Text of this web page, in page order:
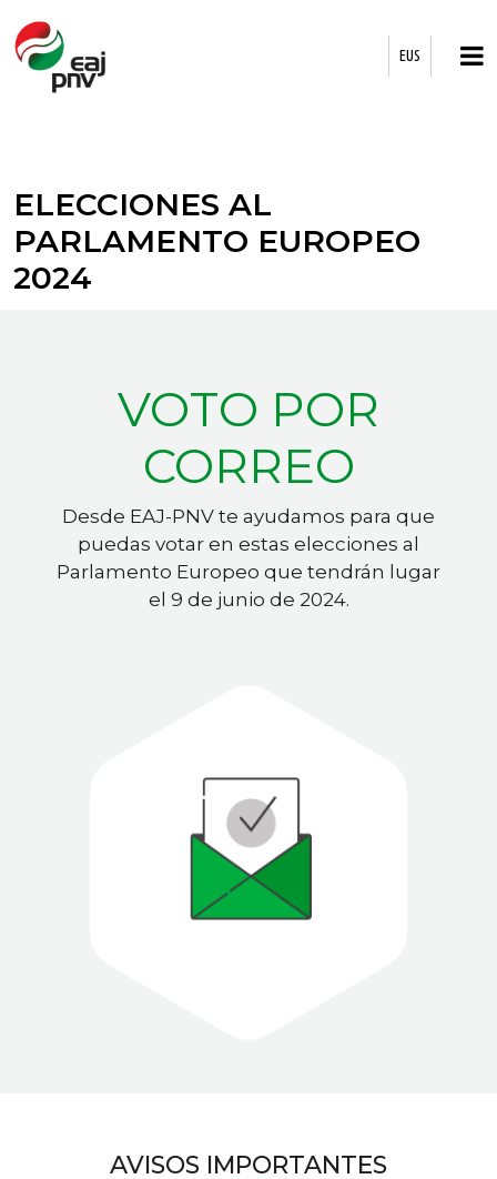
EUS
ELECCIONES AL
PARLAMENTO EUROPEO
2024
VOTO POR
CORREO
Desde EAJ-PNV te ayudamos para que
puedas votar en estas elecciones al
Parlamento Europeo que tendrán lugar
el 9 de junio de 2024.
AVISOS IMPORTANTES